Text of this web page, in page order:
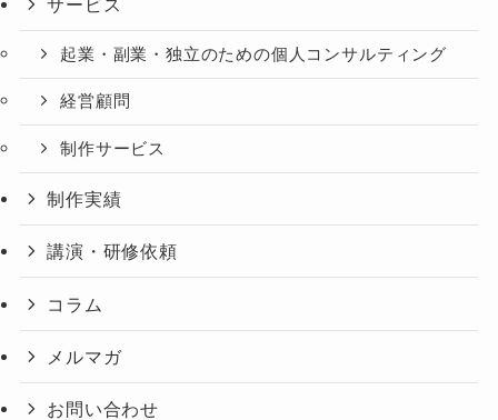
サービス
起業・副業・独立のための個人コンサルティング
経営顧問
制作サービス
制作実績
講演・研修依頼
コラム
メルマガ
お問い合わせ